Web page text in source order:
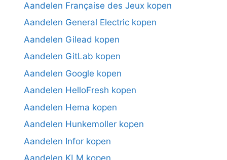
Aandelen Française des Jeux kopen
Aandelen General Electric kopen
Aandelen Gilead kopen
Aandelen GitLab kopen
Aandelen Google kopen
Aandelen HelloFresh kopen
Aandelen Hema kopen
Aandelen Hunkemoller kopen
Aandelen Infor kopen